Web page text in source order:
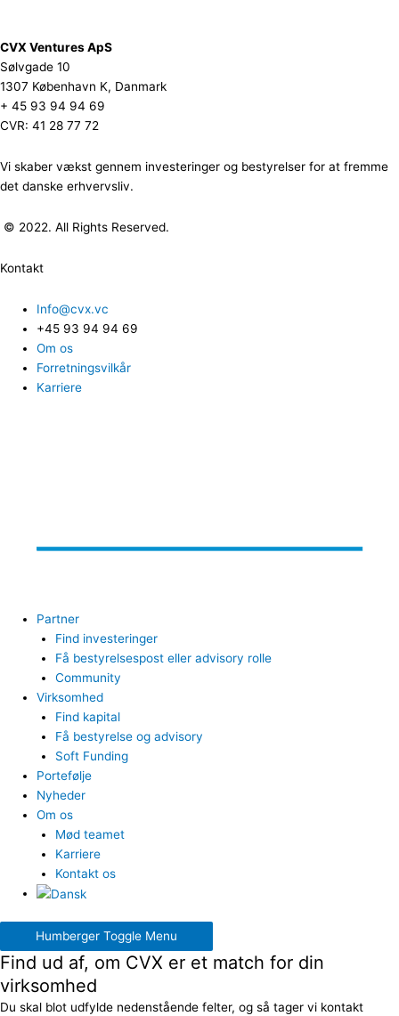
CVX Ventures ApS
Sølvgade 10
1307 København K, Danmark
+ 45 93 94 94 69
CVR: 41 28 77 72
Vi skaber vækst gennem investeringer og bestyrelser for at fremme
det danske erhvervsliv.
© 2022. All Rights Reserved.
Kontakt
Info@cvx.vc
+45 93 94 94 69
Om os
Forretningsvilkår
Karriere
Partner
Find investeringer
Få bestyrelsespost eller advisory rolle
Community
Virksomhed
Find kapital
Få bestyrelse og advisory
Soft Funding
Portefølje
Nyheder
Om os
Mød teamet
Karriere
Kontakt os
Humberger Toggle Menu
Find ud af, om CVX er et match for din
virksomhed
Du skal blot udfylde nedenstående felter, og så tager vi kontakt